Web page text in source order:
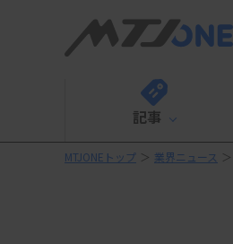
記事
MTJONEトップ ＞ 業界ニュース ＞